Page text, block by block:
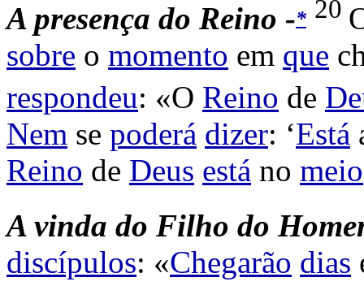
A presença do Reino -* 20
sobre o momento em que
respondeu: «O Reino de
Nem se poderá dizer: ‘Está
Reino de Deus está no meio
A vinda do Filho do
discípulos: «Chegarão dias